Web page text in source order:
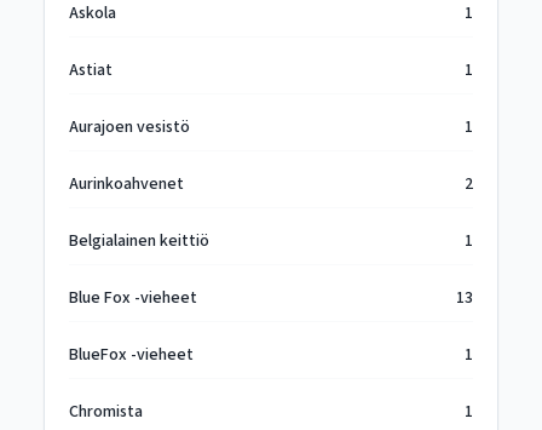
Askola 1
Astiat 1
Aurajoen vesistö 1
Aurinkoahvenet 2
Belgialainen keittiö 1
Blue Fox -vieheet 13
BlueFox -vieheet 1
Chromista 1